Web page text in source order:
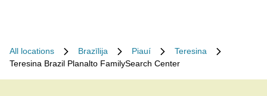
All locations Brazīlija Piauí
Teresina
Teresina Brazil Planalto FamilySearch Center